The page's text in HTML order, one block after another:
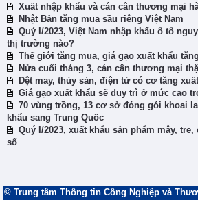
Xuất nhập khẩu và cán cân thương mại
Nhật Bản tăng mua sầu riêng Việt Nam
Quý I/2023, Việt Nam nhập khẩu ô tô
thị trường nào?
Thế giới tăng mua, giá gạo xuất khẩu
Nửa cuối tháng 3, cán cân thương mại
Dệt may, thủy sản, điện tử có cơ tăng
Giá gạo xuất khẩu sẽ duy trì ở mức cao
70 vùng trồng, 13 cơ sở đóng gói khoai
khẩu sang Trung Quốc
Quý I/2023, xuất khẩu sản phẩm mây,
số
© Trung tâm Thông tin Công Nghiệp và